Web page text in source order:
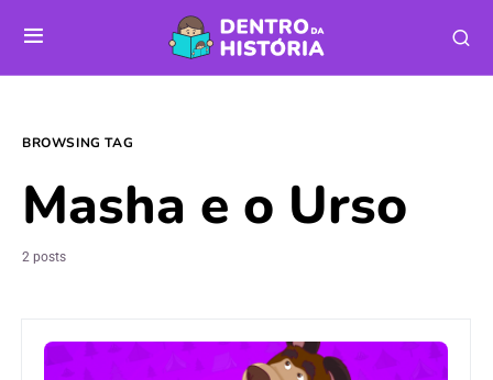
BROWSING TAG
Masha e o Urso
2 posts